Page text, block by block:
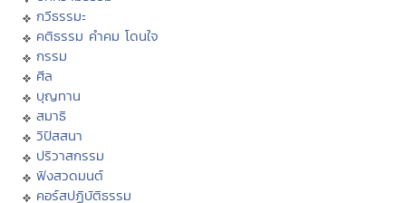
กวีธรรมะ
คติธรรม คำคม โดนใจ
กรรม
ศีล
บุญทาน
สมาธิ
วิปัสสนา
ปริวาสกรรม
ฟังสวดมนต์
คอร์สปฏิบัติธรรม